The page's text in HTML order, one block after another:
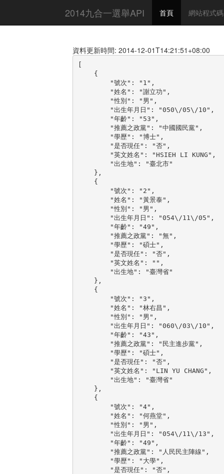
2014九合一選舉API 首頁 網站程式碼
資料更新時間: 2014-12-01T14:21:51+08:00
[
    {
        "號次": "1",
        "姓名": "謝立功",
        "性別": "男",
        "出生年月日": "050\/05\/10",
        "年齡": "53",
        "推薦之政黨": "中國國民黨",
        "學歷": "博士",
        "是否現任": "否",
        "英文姓名": "HSIEH LI KUNG",
        "出生地": "臺北市"
    },
    {
        "號次": "2",
        "姓名": "黃景泰",
        "性別": "男",
        "出生年月日": "054\/11\/05",
        "年齡": "49",
        "推薦之政黨": "無",
        "學歷": "碩士",
        "是否現任": "否",
        "英文姓名": "",
        "出生地": "臺灣省"
    },
    {
        "號次": "3",
        "姓名": "林右昌",
        "性別": "男",
        "出生年月日": "060\/03\/10",
        "年齡": "43",
        "推薦之政黨": "民主進步黨",
        "學歷": "碩士",
        "是否現任": "否",
        "英文姓名": "LIN YU CHANG",
        "出生地": "臺灣省"
    },
    {
        "號次": "4",
        "姓名": "何燕堂",
        "性別": "男",
        "出生年月日": "054\/11\/13",
        "年齡": "49",
        "推薦之政黨": "人民民主陣線",
        "學歷": "大學",
        "是否現任": "否",